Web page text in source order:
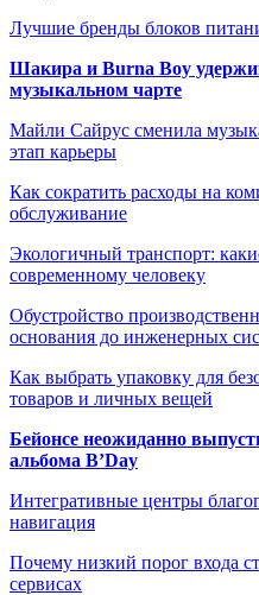
Лучшие бренды блоков
Шакира и Burna Boy
музыкальном чарте
Майли Сайрус сменила
этап карьеры
Как сократить расходы на
обслуживание
Экологичный транспорт:
современному человеку
Обустройство
основания до инженерных
Как выбрать упаковку для
товаров и личных вещей
Бейонсе неожиданно
альбома B’Day
Интегративные центры
навигация
Почему низкий порог входа
сервисах